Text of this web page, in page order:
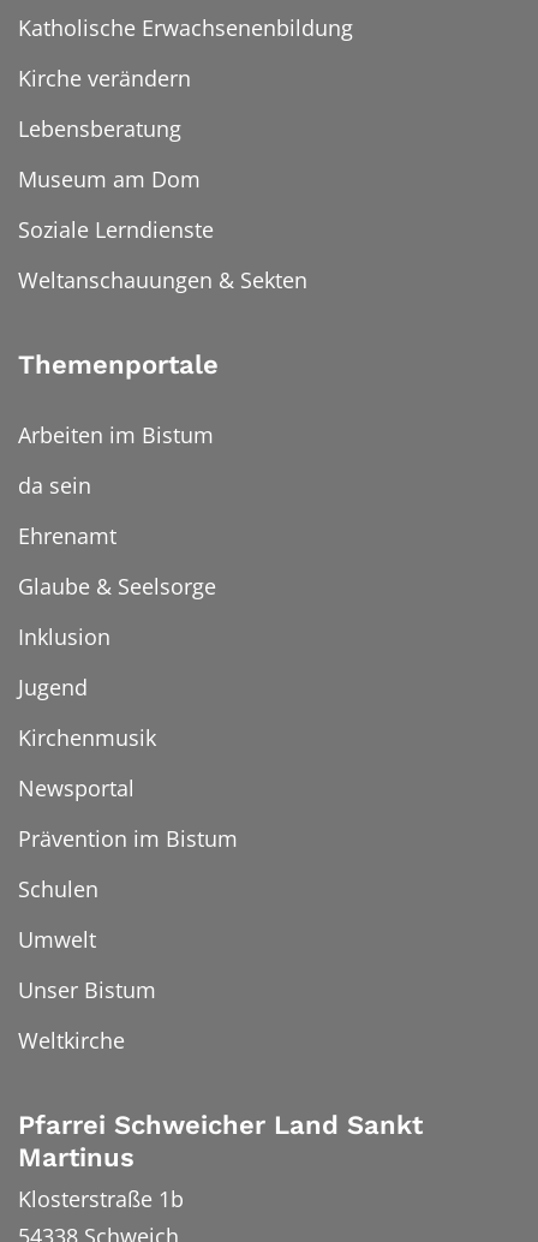
Katholische Erwachsenenbildung
Kirche verändern
Lebensberatung
Museum am Dom
Soziale Lerndienste
Weltanschauungen & Sekten
Themenportale
Arbeiten im Bistum
da sein
Ehrenamt
Glaube & Seelsorge
Inklusion
Jugend
Kirchenmusik
Newsportal
Prävention im Bistum
Schulen
Umwelt
Unser Bistum
Weltkirche
Pfarrei Schweicher Land Sankt
Martinus
Klosterstraße 1b
54338 Schweich